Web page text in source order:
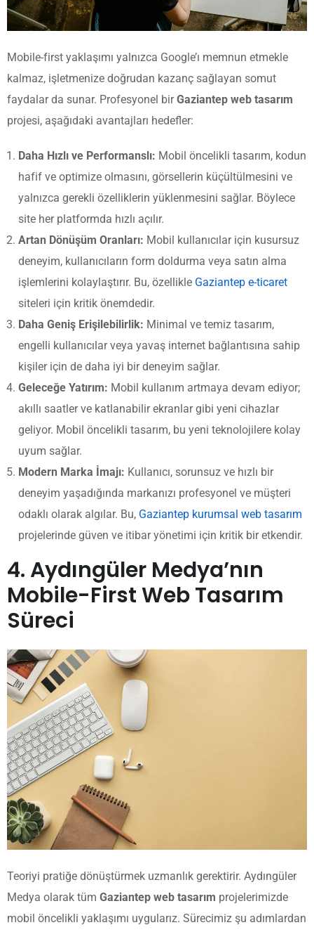
Mobile-first yaklaşımı yalnızca Google’ı memnun etmekle
kalmaz, işletmenize doğrudan kazanç sağlayan somut
faydalar da sunar. Profesyonel birGaziantep web tasarım
projesi, aşağıdaki avantajları hedefler:
Daha Hızlı ve Performanslı: Mobil öncelikli tasarım, kodun
hafif ve optimize olmasını, görsellerin küçültülmesini ve
yalnızca gerekli özelliklerin yüklenmesini sağlar. Böylece
site her platformda hızlı açılır.
Artan Dönüşüm Oranları: Mobil kullanıcılar için kusursuz
deneyim, kullanıcıların form doldurma veya satın alma
işlemlerini kolaylaştırır. Bu, özellikle Gaziantep e-ticaret
siteleri için kritik önemdedir.
Daha Geniş Erişilebilirlik: Minimal ve temiz tasarım,
engelli kullanıcılar veya yavaş internet bağlantısına sahip
kişiler için de daha iyi bir deneyim sağlar.
Geleceğe Yatırım: Mobil kullanım artmaya devam ediyor;
akıllı saatler ve katlanabilir ekranlar gibi yeni cihazlar
geliyor. Mobil öncelikli tasarım, bu yeni teknolojilere kolay
uyum sağlar.
Modern Marka İmajı: Kullanıcı, sorunsuz ve hızlı bir
deneyim yaşadığında markanızı profesyonel ve müşteri
odaklı olarak algılar. Bu, Gaziantep kurumsal web tasarım
projelerinde güven ve itibar yönetimi için kritik bir etkendir.
4. Aydıngüler Medya’nın
Mobile-First Web Tasarım
Süreci
Teoriyi pratiğe dönüştürmek uzmanlık gerektirir. Aydıngüler
Medya olarak tüm Gaziantep web tasarım projelerimizde
mobil öncelikli yaklaşımı uygularız. Sürecimiz şu adımlardan